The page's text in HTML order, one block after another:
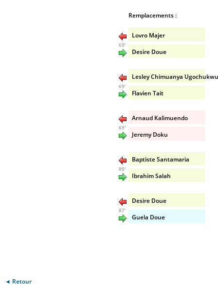
Remplacements :
Lovro Majer
69'
Desire Doue
Lesley Chimuanya Ugochukwu
69'
Flavien Tait
Arnaud Kalimuendo
69'
Jeremy Doku
Baptiste Santamaria
80'
Ibrahim Salah
Desire Doue
87'
Guela Doue
◄ Retour